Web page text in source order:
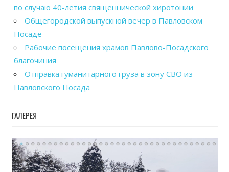
по случаю 40-летия священнической хиротонии
Общегородской выпускной вечер в Павловском
Посаде
Рабочие посещения храмов Павлово-Посадского
благочиния
Отправка гуманитарного груза в зону СВО из
Павловского Посада
ГАЛЕРЕЯ